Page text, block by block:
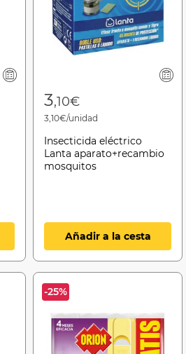
from
3,10€
3,10€/unidad
Insecticida eléctrico
Lanta aparato+recambio
mosquitos
Añadir a la cesta
-25%